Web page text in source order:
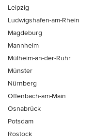
Leipzig
Ludwigshafen-am-Rhein
Magdeburg
Mannheim
Mülheim-an-der-Ruhr
Münster
Nürnberg
Offenbach-am-Main
Osnabrück
Potsdam
Rostock